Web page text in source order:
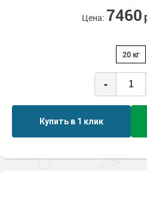
Цена: 7460
20 кг
-
Купить в 1 клик